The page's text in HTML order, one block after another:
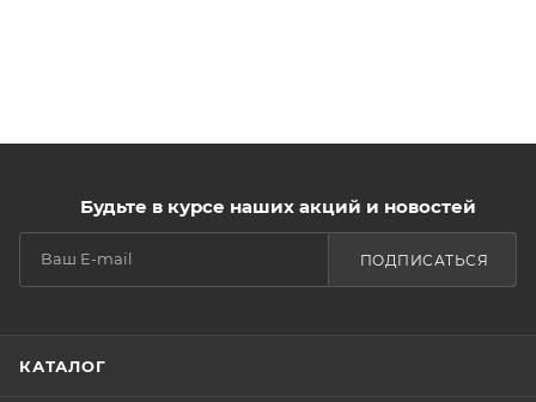
Будьте в курсе наших акций и новостей
ПОДПИСАТЬСЯ
КАТАЛОГ